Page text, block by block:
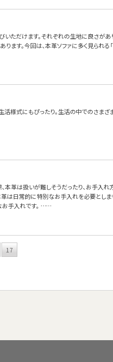
いただけます。それぞれの生地に良さがあ
す。今回は、本革ソファに多く見られる
活様式にもぴったり。生活の中でのさま
、本革は扱いが難しそうだったり、お手入
は日常的に特別なお手入れを必要としま
お手入れです。 ……
17